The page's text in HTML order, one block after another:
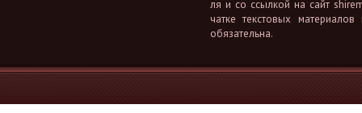
ля и со ссыл­кой на сайт
чат­ке тек­сто­вых
обя­за­тель­на.